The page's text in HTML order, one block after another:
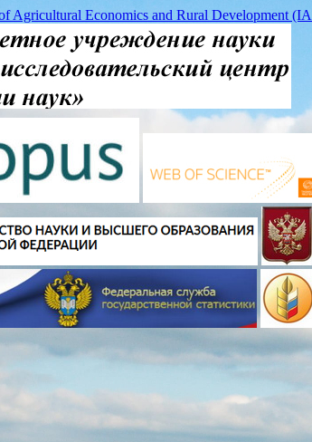
Agricultural Economics and Rural